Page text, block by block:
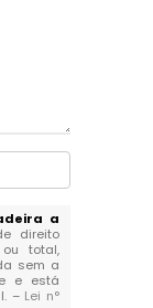
a
direito
total,
sem a
e está
– Lei n°